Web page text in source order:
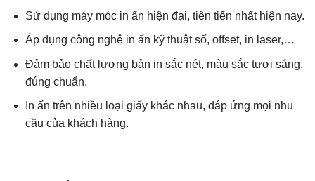
Sử dụng máy móc in ấn hiện đại, tiên tiến nhất hiện nay.
Áp dụng công nghệ in ấn kỹ thuật số, offset, in laser,…
Đảm bảo chất lượng bản in sắc nét, màu sắc tươi sáng,
đúng chuẩn.
In ấn trên nhiều loại giấy khác nhau, đáp ứng mọi nhu
cầu của khách hàng.